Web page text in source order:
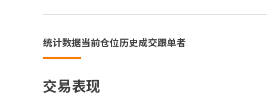
统计数据当前仓位历史成交跟单者
交易表现